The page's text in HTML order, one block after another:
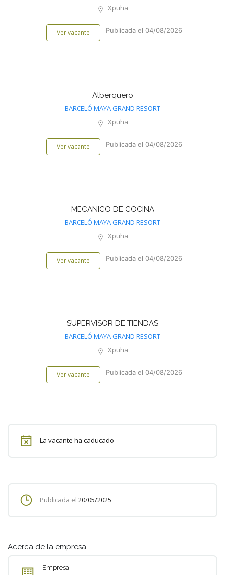
Xpuha
Ver vacante Publicada el 04/08/2026
Alberquero
BARCELÓ MAYA GRAND RESORT
Xpuha
Ver vacante Publicada el 04/08/2026
MECANICO DE COCINA
BARCELÓ MAYA GRAND RESORT
Xpuha
Ver vacante Publicada el 04/08/2026
SUPERVISOR DE TIENDAS
BARCELÓ MAYA GRAND RESORT
Xpuha
Ver vacante Publicada el 04/08/2026
La vacante ha caducado
Publicada el 20/05/2025
Acerca de la empresa
Empresa